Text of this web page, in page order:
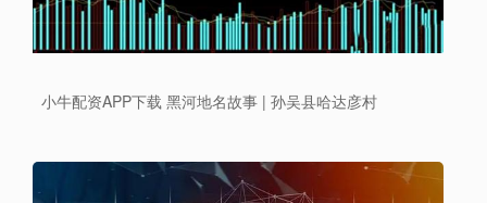
小牛配资APP下载 黑河地名故事 | 孙吴县哈达彦村